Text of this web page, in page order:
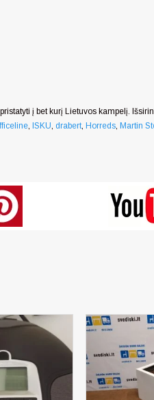
į bet kurį Lietuvos kampelį.
, ISKU, drabert, Horreds, Martin